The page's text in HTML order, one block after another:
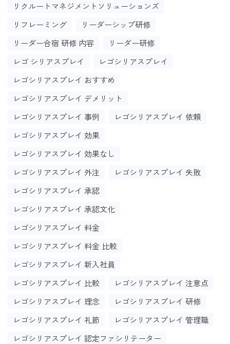
リクルートマネジメントソリューションズ
リフレーミング
リーダーシップ研修
リーダー合宿 研修 内容
リーダー研修
レゴ シリアスプレイ
レゴシリアスプレイ
レゴシリアスプレイ おすすめ
レゴシリアスプレイ デメリット
レゴシリアスプレイ 事例
レゴシリアスプレイ 依頼
レゴシリアスプレイ 効果
レゴシリアスプレイ 効果なし
レゴシリアスプレイ 外注
レゴシリアスプレイ 失敗
レゴシリアスプレイ 承認
レゴシリアスプレイ 承認文化
レゴシリアスプレイ 料金
レゴシリアスプレイ 料金 比較
レゴシリアスプレイ 新入社員
レゴシリアスプレイ 比較
レゴシリアスプレイ 注意点
レゴシリアスプレイ 理念
レゴシリアスプレイ 研修
レゴシリアスプレイ 礼節
レゴシリアスプレイ 管理職
レゴシリアスプレイ 認定ファシリテーター